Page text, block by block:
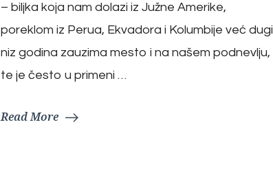
– biljka koja nam dolazi iz Južne Amerike,
poreklom iz Perua, Ekvadora i Kolumbije već dugi
niz godina zauzima mesto i na našem podnevlju,
te je često u primeni …
Read More